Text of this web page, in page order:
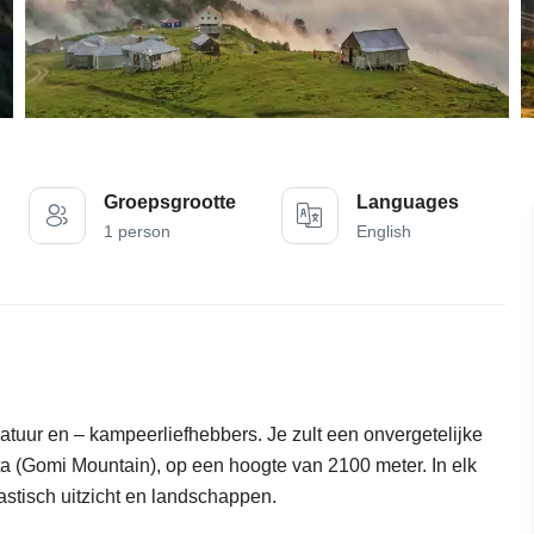
Groepsgrootte
1 person
Languages
English
en – kampeerliefhebbers. Je zult een onvergetelijke
Mountain), op een hoogte van 2100 meter. In elk
uitzicht en landschappen.